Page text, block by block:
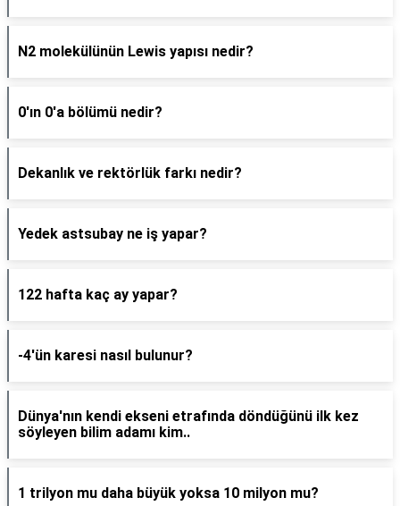
N2 molekülünün Lewis yapısı nedir?
0'ın 0'a bölümü nedir?
Dekanlık ve rektörlük farkı nedir?
Yedek astsubay ne iş yapar?
122 hafta kaç ay yapar?
-4'ün karesi nasıl bulunur?
Dünya'nın kendi ekseni etrafında döndüğünü ilk kez
söyleyen bilim adamı kim..
1 trilyon mu daha büyük yoksa 10 milyon mu?